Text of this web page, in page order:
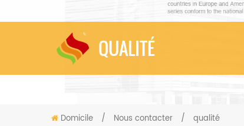
QUALITÉ
Domicile / Nous contacter / qualité